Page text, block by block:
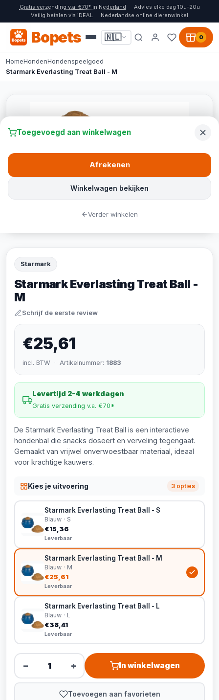
Gratis verzending v.a. €70* in Nederland
Advies elke dag 10u-20u
Veilig betalen via iDEAL
Nederlandse online dierenwinkel
Bopets 🇳🇱 0
HomeHondenHondenspeelgoed
Starmark Everlasting Treat Ball - M
Starmark
Starmark Everlasting Treat Ball -
M
Schrijf de eerste review
€25,61
incl. BTW · Artikelnummer: 1883
Levertijd 2-4 werkdagen
Gratis verzending v.a. €70*
De Starmark Everlasting Treat Ball is een interactieve
hondenbal die snacks doseert en verveling tegengaat.
Gemaakt van vrijwel onverwoestbaar materiaal, ideaal
voor krachtige kauwers.
Kies je uitvoering 3 opties
Starmark Everlasting Treat Ball - S
Blauw · S
€15,36
Leverbaar
Starmark Everlasting Treat Ball - M
Blauw · M
€25,61
Leverbaar
Starmark Everlasting Treat Ball - L
Blauw · L
€38,41
Leverbaar
− + In winkelwagen
Toevoegen aan favorieten
Toegevoegd aan winkelwagen
Winkelwagen bekijken
Afrekenen
Verder winkelen